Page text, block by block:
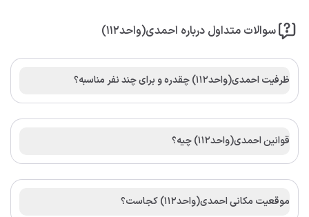
سوالات متداول درباره احمدی(واحد112)
ظرفیت احمدی(واحد112) چقدره و برای چند نفر مناسبه؟
قوانین احمدی(واحد112) چیه؟
موقعیت مکانی احمدی(واحد112) کجاست؟